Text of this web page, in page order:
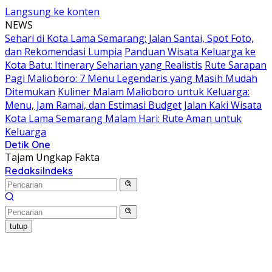
Langsung ke konten
NEWS
Sehari di Kota Lama Semarang: Jalan Santai, Spot Foto,
dan Rekomendasi Lumpia Panduan Wisata Keluarga ke
Kota Batu: Itinerary Seharian yang Realistis Rute Sarapan
Pagi Malioboro: 7 Menu Legendaris yang Masih Mudah
Ditemukan Kuliner Malam Malioboro untuk Keluarga:
Menu, Jam Ramai, dan Estimasi Budget Jalan Kaki Wisata
Kota Lama Semarang Malam Hari: Rute Aman untuk
Keluarga
Detik One
Tajam Ungkap Fakta
RedaksiIndeks
tutup